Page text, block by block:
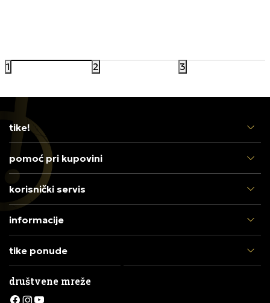
1 2 3
tike!
pomoć pri kupovini
korisnički servis
informacije
tike ponude
društvene mreže